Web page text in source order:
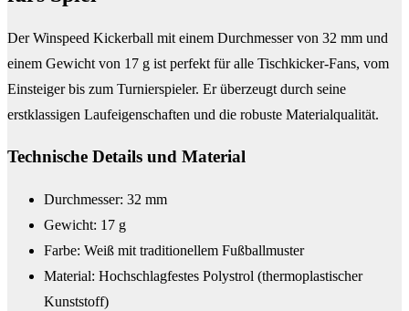
Der Winspeed Kickerball mit einem Durchmesser von 32 mm und
einem Gewicht von 17 g ist perfekt für alle Tischkicker-Fans, vom
Einsteiger bis zum Turnierspieler. Er überzeugt durch seine
erstklassigen Laufeigenschaften und die robuste Materialqualität.
Technische Details und Material
Durchmesser: 32 mm
Gewicht: 17 g
Farbe: Weiß mit traditionellem Fußballmuster
Material: Hochschlagfestes Polystrol (thermoplastischer
Kunststoff)